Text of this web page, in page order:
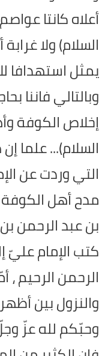
أعلاه كانتا
السلام) ولا
يمثل استهدافا
وبالتالي
إخلاص الكوفة
السلام)... علما
التي وردت عن
مدح أهل
بن عبد الرحمن
كتب الإمام عليّ
الرحمن الرحيم ،
والنزول بين
وحبّكم لله عزّ